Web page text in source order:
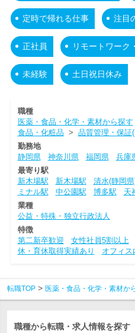
定時で帰れる仕事 注目
正社員 リモートワーク
未経験 土日祝日休み
職種
医薬・食品・化学・素材から探す
食品・化粧品 > 品質管理・保証
勤務地
静岡県
神奈川県 福岡県 兵庫
最寄り駅
新木場駅
新木場駅 清水(静岡
ミナル駅
中公園駅 博多駅 天
業種
公益・特殊・独立行政法人
特徴
第二新卒歓迎
女性社員5割以上
休・育休取得実績あり
オフィス
転職TOP 医薬・食品・化学・素材か
職種から転職・求人情報を探す